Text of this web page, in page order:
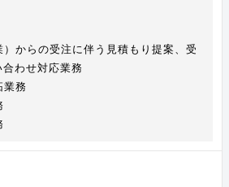
からの受注に伴う見積もり提案、受
わせ対応業務
務